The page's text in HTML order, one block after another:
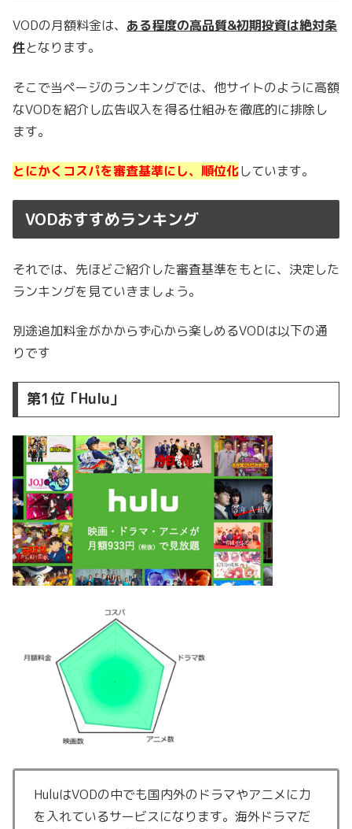
VODの月額料金は、 ある程度の高品質&初期投資は絶対条
件となります。
そこで当ページのランキングでは、他サイトのように高額
なVODを紹介し広告収入を得る仕組みを徹底的に排除し
ます。
とにかくコスパを審査基準にし、順位化しています。
VODおすすめランキング
それでは、先ほどご紹介した審査基準をもとに、決定した
ランキングを見ていきましょう。
別途追加料金がかからず心から楽しめるVODは以下の通
りです
第1位「Hulu」
HuluはVODの中でも国内外のドラマやアニメに力
を入れているサービスになります。海外ドラマだ